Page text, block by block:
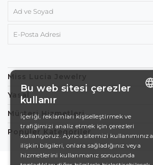
Miss Lucia Jewelry
Yasal
Müşteri Hizmetleri
Popüler Kategoriler
DE
EN
Bu web sitesi çerezler
kullanır
İçeriği, reklamları kişiselleştirmek ve
trafiğimizi analiz etmek için çerezleri
kullanıyoruz. Ayrıca sitemizi kullanımınıza
ilişkin bilgileri, onlara sağladığınız veya
hizmetlerini kullanmanız sonucunda